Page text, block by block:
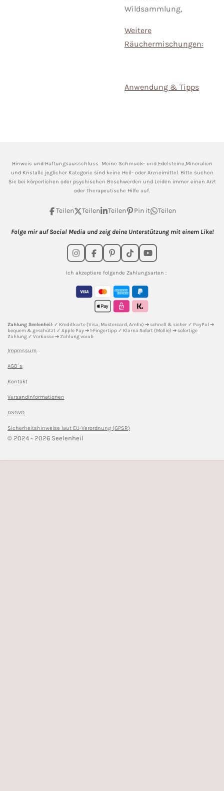
Wildsammlung,
Weitere
Räuchermischungen:
Anwendung & Tipps
Hinweis und Haftungsausschluss: Meine Schmuck- und Edelsteine,Mineralien
und Kristalle jeglicher Kategorie sind keine Heil- oder Arzneimittel. Bitte suchen
Sie bei körperlichen oder psychischen Beschwerden und Leiden immer einen Arzt
oder Therapeutische Hilfe auf.
Teilen Teilen Teilen Pin it Teilen
Folge mir auf Social Media und zeig deine Unterstützung mit einem Like!
I
n
s
a
g
F
a
c
o
o
k
P
i
n
e
r
e
s
T
i
k
o
k
Y
o
u
u
b
Ich akzeptiere folgende Zahlungsarten :
Zahlung Seelenheil: ✓ Kreditkarte (Visa, Mastercard, AmEx) ➔ schnell & sicher ✓ PayPal ➔
bequem & geschützt ✓ Apple Pay ➔ 1-Fingertipp ✓ Klarna Sofort (Mollie) ➔ sofortige
Zahlung ✓ Vorkasse ➔ Zahlung vorab
Impressum
AGB´s
Kontakt
Versandinformationen
DSGVO
Sicherheitshinweise laut EU-Verordnung (GPSR)
© 2024 - 2026 Seelenheil